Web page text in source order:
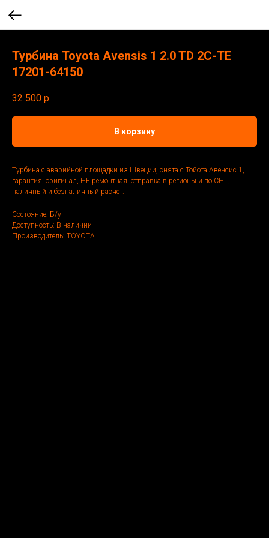
Турбина Toyota Avensis 1 2.0 TD 2C-TE
17201-64150
32 500 р.
В корзину
Турбина с аварийной площадки из Швеции, снята с Тойота Авенсис 1,
гарантия, оригинал, НЕ ремонтная, отправка в регионы и по СНГ,
наличный и безналичный расчёт.
Состояние: Б/у
Доступность: В наличии
Производитель: TOYOTA